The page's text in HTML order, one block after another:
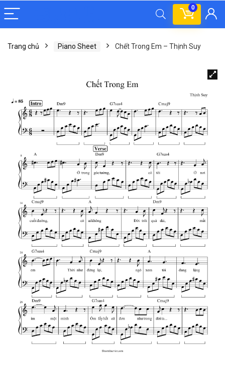
0
Trang chủ Piano Sheet Chết Trong Em – Thịnh Suy